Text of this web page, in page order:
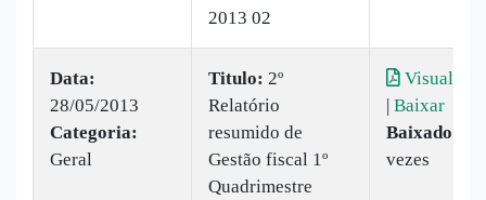
2013 02
Data:
28/05/2013
Categoria:
Geral
Titulo: 2º
Relatório
resumido de
Gestão fiscal 1º
Quadrimestre
Visualizar
| Baixar
Baixado:
vezes